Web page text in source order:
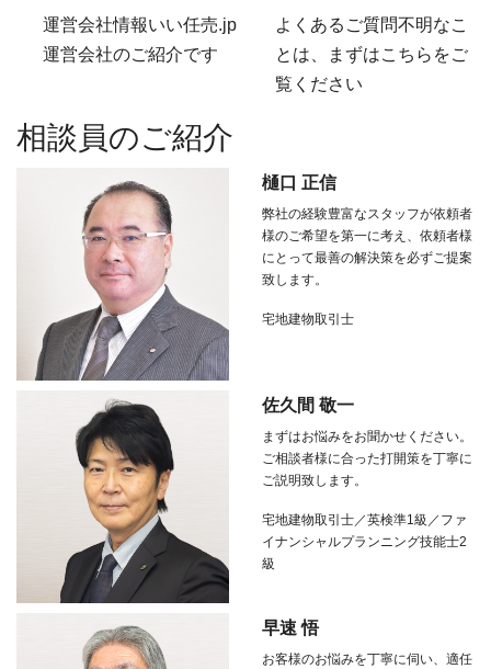
運営会社情報いい任売.jp
運営会社のご紹介です
よくあるご質問不明なこ
とは、まずはこちらをご
覧ください
相談員のご紹介
樋口 正信
弊社の経験豊富なスタッフが依頼者
様のご希望を第一に考え、依頼者様
にとって最善の解決策を必ずご提案
致します。
宅地建物取引士
佐久間 敬一
まずはお悩みをお聞かせください。
ご相談者様に合った打開策を丁寧に
ご説明致します。
宅地建物取引士／英検準1級／ファ
イナンシャルプランニング技能士2
級
早速 悟
お客様のお悩みを丁寧に伺い、適任